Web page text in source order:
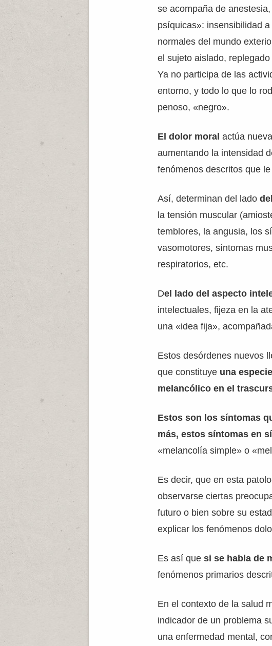
se acompaña de
psíquicas»: insensibilidad
normales del mundo
el sujeto aislado,
Ya no participa de las
entorno, y todo lo que lo
penoso, «negro».
El dolor moralactúa
aumentando la intensidad
fenómenos descritos que
Así, determinan del lado
la tensión muscular
temblores, la angusia, los
vasomotores, síntomas
respiratorios, etc.
Del lado del aspecto
intelectuales, fijeza en la
una «idea fija»,
Estos desórdenes nuevos
que constituye una
melancólico en el
Estos son los síntomas
más, estos síntomas en
«melancolía simple» o
Es decir, que en esta
observarse ciertas
futuro o bien sobre su
explicar los fenómenos
Es así quesi se habla de
fenómenos primarios
En el contexto de la salud
indicador de un problema
una enfermedad mental,